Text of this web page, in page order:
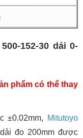
152-30 dải 0-
phẩm có thể thay
±0.02mm,
Mitutoyo
đo 200mm được